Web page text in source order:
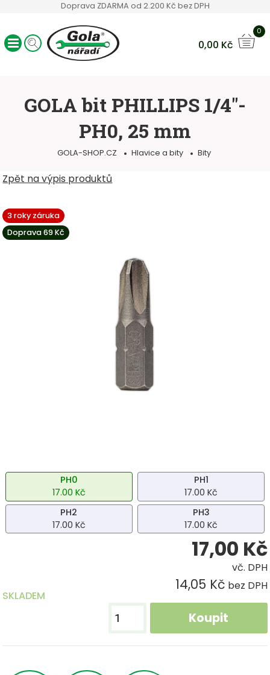
Doprava ZDARMA od 2.200 Kč bez DPH
0,00 Kč
0
Ruční nářadí
Hlavice a bity
Servisní vozíky
Ostatní sortiment
GOLA bit PHILLIPS 1/4"-
PH0, 25 mm
GOLA-SHOP.CZ Hlavice a bity Bity
Zpět na výpis produktů
3 roky záruka
Doprava 69 Kč
PH0
17.00 Kč
PH1
17.00 Kč
PH2
17.00 Kč
PH3
17.00 Kč
SKLADEM
17,00 Kč
vč. DPH
14,05 Kč bez DPH
Koupit